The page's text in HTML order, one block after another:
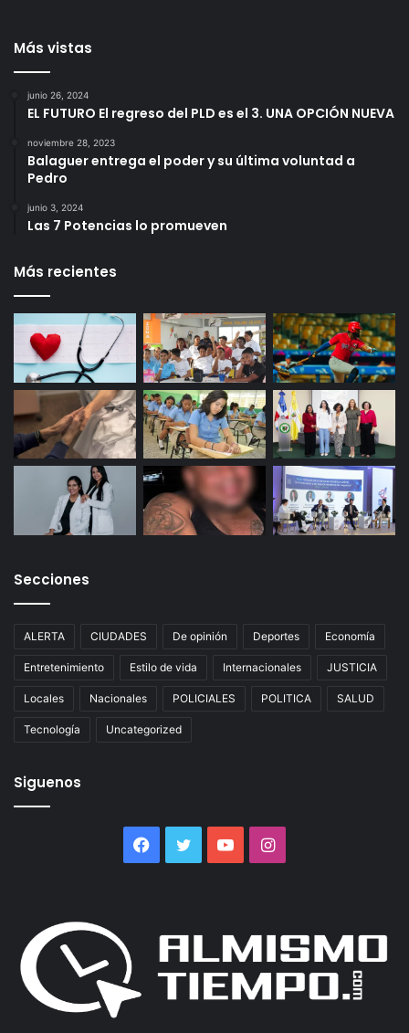
Más vistas
junio 26, 2024
EL FUTURO El regreso del PLD es el 3. UNA OPCIÓN NUEVA
noviembre 28, 2023
Balaguer entrega el poder y su última voluntad a
Pedro
junio 3, 2024
Las 7 Potencias lo promueven
Más recientes
Secciones
ALERTA CIUDADES De opinión Deportes Economía
Entretenimiento Estilo de vida Internacionales JUSTICIA
Locales Nacionales POLICIALES POLITICA SALUD
Tecnología Uncategorized
Siguenos
Facebook
TwitterYouTubeInstagram